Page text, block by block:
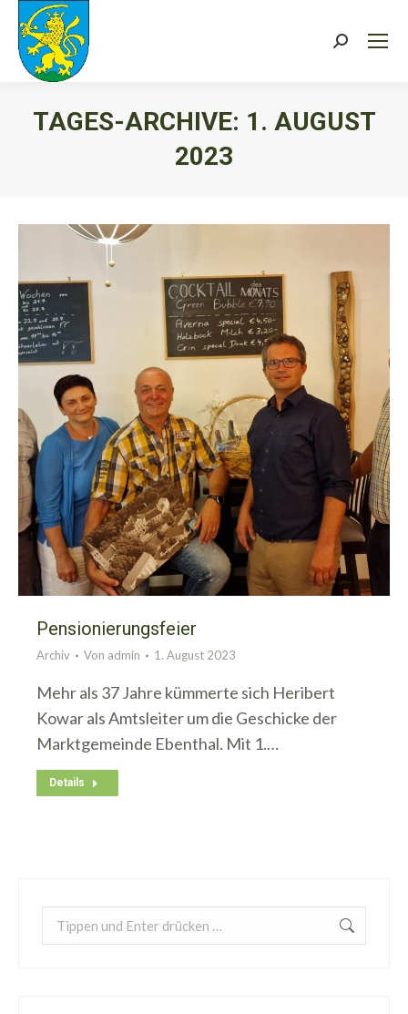
Search:
TAGES-ARCHIVE: 1. AUGUST
2023
Pensionierungsfeier
Archiv Von admin 1. August 2023
Mehr als 37 Jahre kümmerte sich Heribert
Kowar als Amtsleiter um die Geschicke der
Marktgemeinde Ebenthal. Mit 1.…
Details
Search: